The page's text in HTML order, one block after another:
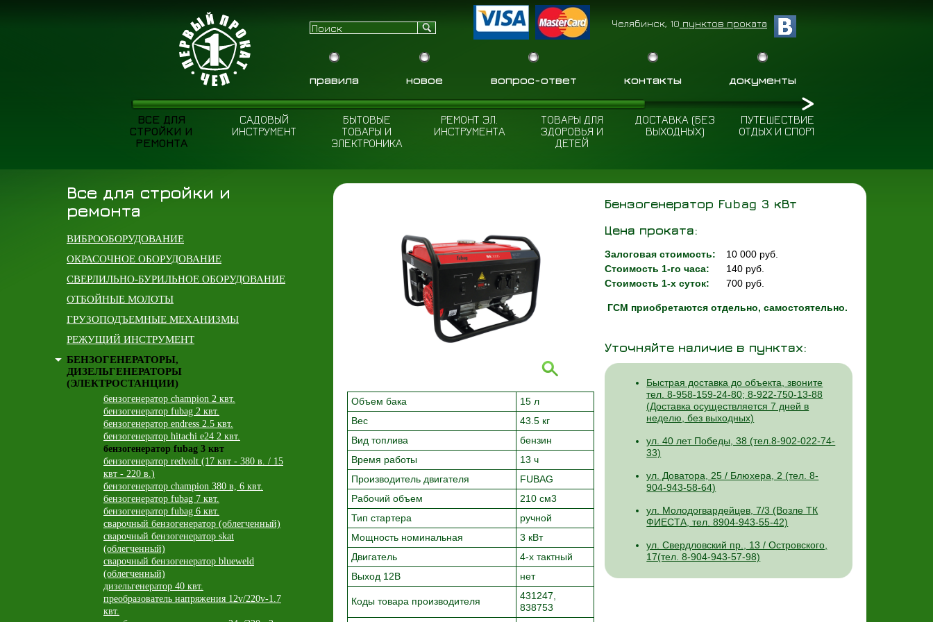
правила новое вопрос-ответ контакты документы
Челябинск, 10 пунктов проката
ВСЕ ДЛЯ
СТРОЙКИ И
РЕМОНТА
САДОВЫЙ
ИНСТРУМЕНТ
БЫТОВЫЕ
ТОВАРЫ И
ЭЛЕКТРОНИКА
РЕМОНТ ЭЛ.
ИНСТРУМЕНТА
ТОВАРЫ ДЛЯ
ЗДОРОВЬЯ И
ДЕТЕЙ
ДОСТАВКА (БЕЗ
ВЫХОДНЫХ)
ПУТЕШЕСТВИЕ
ОТДЫХ И СПОРТ
Все для стройки и
ремонта
ВИБРООБОРУДОВАНИЕ
ОКРАСОЧНОЕ ОБОРУДОВАНИЕ
СВЕРЛИЛЬНО-БУРИЛЬНОЕ ОБОРУДОВАНИЕ
ОТБОЙНЫЕ МОЛОТЫ
ГРУЗОПОДЪЕМНЫЕ МЕХАНИЗМЫ
РЕЖУЩИЙ ИНСТРУМЕНТ
БЕНЗОГЕНЕРАТОРЫ,
ДИЗЕЛЬГЕНЕРАТОРЫ
(ЭЛЕКТРОСТАНЦИИ)
бензогенератор champion 2 квт.
бензогенератор fubag 2 квт.
бензогенератор endress 2.5 квт.
бензогенератор hitachi e24 2 квт.
бензогенератор fubag 3 квт
бензогенератор redvolt (17 квт - 380 в. / 15
квт - 220 в.)
бензогенератор champion 380 в, 6 квт.
бензогенератор fubag 7 квт.
бензогенератор fubag 6 квт.
сварочный бензогенератор (облегченный)
сварочный бензогенератор skat
(облегченный)
сварочный бензогенератор blueweld
(облегченный)
дизельгенератор 40 квт.
преобразователь напряжения 12v/220v-1.7
квт.
Объем бака
15 л
Вес
43.5 кг
Вид топлива
бензин
Время работы
13 ч
Производитель двигателя
FUBAG
Рабочий объем
210 см3
Тип стартера
ручной
Мощность номинальная
3 кВт
Двигатель
4-х тактный
Выход 12В
нет
Коды товара производителя
431247,
838753
Бензогенератор Fubag 3 кВт
Цена проката:
Залоговая стоимость:
10 000 руб.
Стоимость 1-го часа:
140 руб.
Стоимость 1-х суток:
700 руб.
ГСМ приобретаются отдельно, самостоятельно.
Уточняйте наличие в пунктах:
Быстрая доставка до объекта, звоните
тел. 8-958-159-24-80; 8-922-750-13-88
(Доставка осуществляется 7 дней в
неделю, без выходных)
ул. 40 лет Победы, 38 (тел.8-902-022-74-
33)
ул. Доватора, 25 / Блюхера, 2 (тел. 8-
904-943-58-64)
ул. Молодогвардейцев, 7/3 (Возле ТК
ФИЕСТА, тел. 8904-943-55-42)
ул. Свердловский пр., 13 / Островского,
17(тел. 8-904-943-57-98)